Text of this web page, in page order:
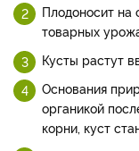
Плодоносит на
товарных
Кусты растут
Основания
органикой
корни, куст